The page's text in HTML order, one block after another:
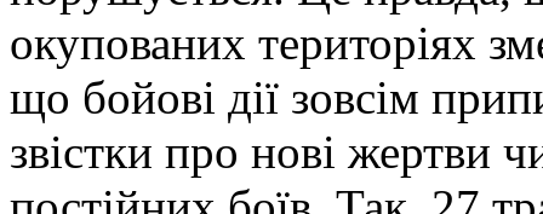
окупованих територіях
що бойові дії зовсім
звістки про нові жертви